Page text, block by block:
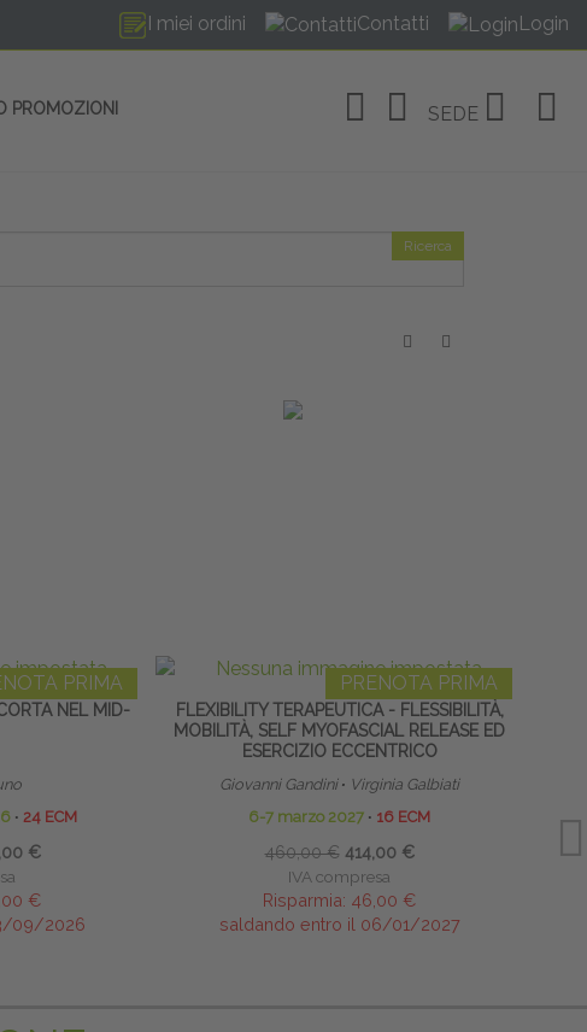
I miei ordini Contatti Login
PROMOZIONI SEDE
Ricerca
PRIMA
NEL MID-
∙ 24 ECM
€
€
09/2026
PRENOTA PRIMA
FLEXIBILITY TERAPEUTICA - FLESSIBILITÀ,
MOBILITÀ, SELF MYOFASCIAL RELEASE ED
ESERCIZIO ECCENTRICO
Giovanni Gandini ∙ Virginia Galbiati
6-7 marzo 2027 ∙ 16 ECM
460,00 € 414,00 €
IVA compresa
Risparmia: 46,00 €
saldando entro il 06/01/2027